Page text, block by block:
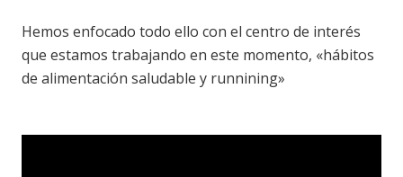
Hemos enfocado todo ello con el centro de interés
que estamos trabajando en este momento, «hábitos
de alimentación saludable y runnining»